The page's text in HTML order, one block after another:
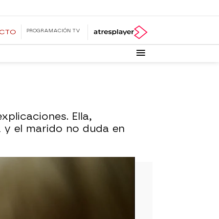
PROGRAMACIÓN TV
Ella,
el marido no duda en